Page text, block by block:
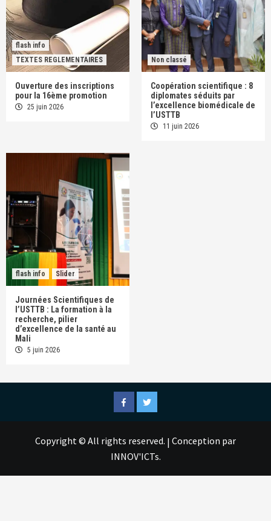
flash info
TEXTES REGLEMENTAIRES
Ouverture des inscriptions
pour la 16ème promotion
25 juin 2026
Non classé
Coopération scientifique : 8
diplomates séduits par
l’excellence biomédicale de
l’USTTB
11 juin 2026
flash info Slider
Journées Scientifiques de
l’USTTB : La formation à la
recherche, pilier
d’excellence de la santé au
Mali
5 juin 2026
FacebookTwitter
Copyright © All rights reserved. | Conception par
INNOV'ICTs.